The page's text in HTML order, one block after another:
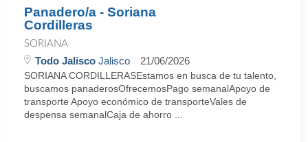
Panadero/a - Soriana
Cordilleras
SORIANA
Todo Jalisco Jalisco 21/06/2026
SORIANA CORDILLERASEstamos en busca de tu talento,
buscamos panaderosOfrecemosPago semanalApoyo de
transporte Apoyo económico de transporteVales de
despensa semanalCaja de ahorro ...